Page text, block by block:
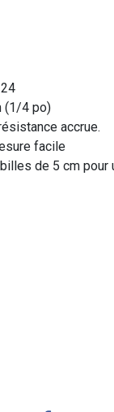
(1/4 po)
accrue.
facile
de 5 cm pour